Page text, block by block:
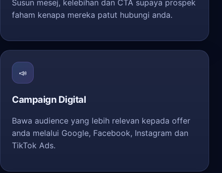
Susun mesej, kelebihan dan CTA supaya prospek
faham kenapa mereka patut hubungi anda.
📣
Campaign Digital
Bawa audience yang lebih relevan kepada offer
anda melalui Google, Facebook, Instagram dan
TikTok Ads.